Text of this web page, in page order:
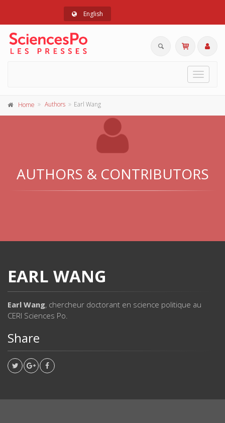
English
Toggle
Home Authors Earl Wang
AUTHORS & CONTRIBUTORS
EARL WANG
Earl Wang, chercheur doctorant en science politique au
CERI Sciences Po.
Share